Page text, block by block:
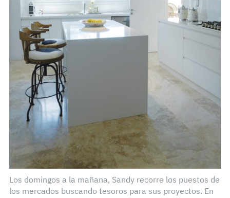
Los domingos a la mañana, Sandy recorre los puestos de
los mercados buscando tesoros para sus proyectos. En